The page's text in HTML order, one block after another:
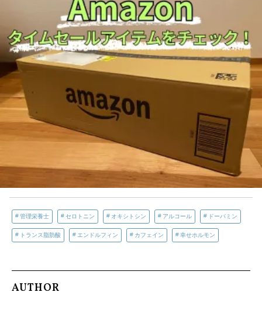
管理栄養士 セロトニン オキシトシン アルコール ドーパミン
トランス脂肪酸 エンドルフィン カフェイン 幸せホルモン
AUTHOR